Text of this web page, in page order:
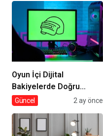
Oyun İçi Dijital
Bakiyelerde Doğru
Tercihler
Güncel 2 ay önce